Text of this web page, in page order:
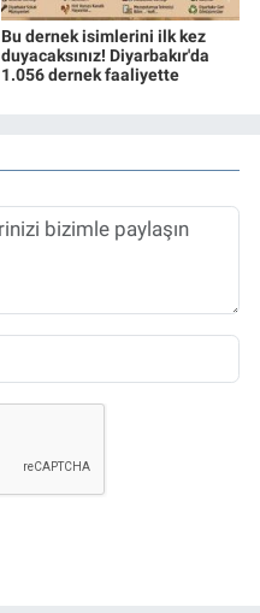
Bu dernek isimlerini ilk kez
duyacaksınız! Diyarbakır'da
1.056 dernek faaliyette